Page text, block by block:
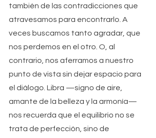
también de las contradicciones que
atravesamos para encontrarlo. A
veces buscamos tanto agradar, que
nos perdemos en el otro. O, al
contrario, nos aferramos a nuestro
punto de vista sin dejar espacio para
el diálogo. Libra —signo de aire,
amante de la belleza y la armonía—
nos recuerda que el equilibrio no se
trata de perfección, sino de